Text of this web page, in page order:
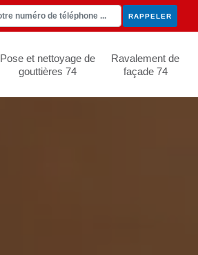
Pose et nettoyage de
gouttières 74
Ravalement de
façade 74